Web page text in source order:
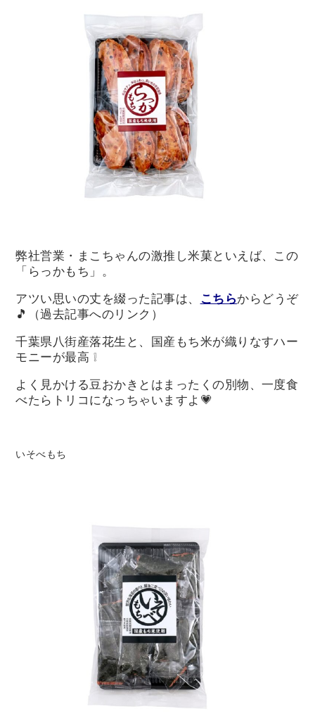
弊社営業・まこちゃんの激推し米菓といえば、この
「らっかもち」。
アツい思いの丈を綴った記事は、
こちらからどうぞ
🎵（過去記事へのリンク）
千葉県八街産落花生と、国産もち米が織りなすハー
モニーが最高 ❕
よく見かける豆おかきとはまったくの別物、一度食
べたらトリコになっちゃいますよ💗
いそべもち